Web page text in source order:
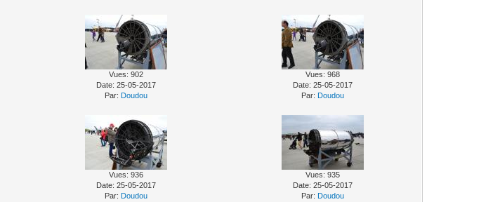
Vues: 902
Date: 25-05-2017
Par: Doudou
Vues: 968
Date: 25-05-2017
Par: Doudou
Vues: 936
Date: 25-05-2017
Par: Doudou
Vues: 935
Date: 25-05-2017
Par: Doudou